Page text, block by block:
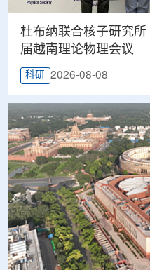
杜布纳联合核子研究所
届越南理论物理会议
科研 2026-08-08